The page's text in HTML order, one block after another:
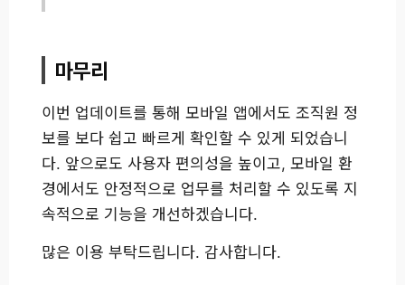
마무리
이번 업데이트를 통해 모바일 앱에서도 조직원 정
보를 보다 쉽고 빠르게 확인할 수 있게 되었습니
다. 앞으로도 사용자 편의성을 높이고, 모바일 환
경에서도 안정적으로 업무를 처리할 수 있도록 지
속적으로 기능을 개선하겠습니다.
많은 이용 부탁드립니다. 감사합니다.